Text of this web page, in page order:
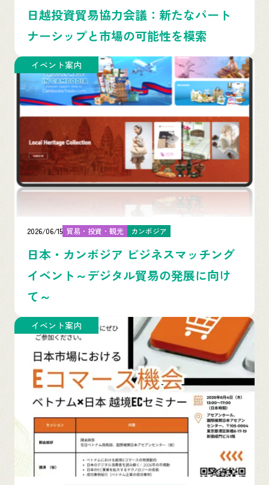
日越投資貿易協力会議：新たなパート
ナーシップと市場の可能性を模索
イベント案内
2026/06/15 貿易・投資・観光 カンボジア
日本・カンボジア ビジネスマッチング
イベント～デジタル貿易の発展に向け
て～
イベント案内